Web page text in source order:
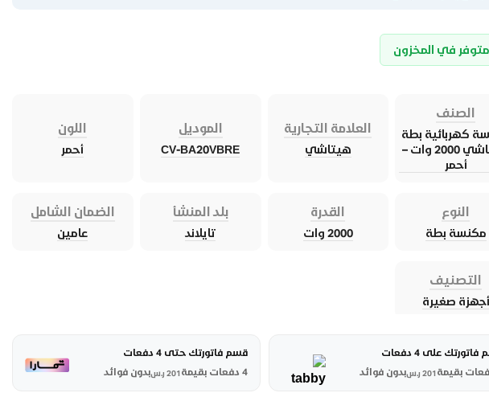
متوفر في المخزون
الصنف
كهربائية بطة
هيتاشي 2000 وات –
أحمر
العلامة التجارية
هيتاشي
الموديل
CV-BA20VBRE
اللون
أحمر
النوع
مكنسة بطة
القدرة
2000 وات
بلد المنشأ
تايلاند
الضمان الشامل
عامين
التصنيف
أجهزة صغيرة
على 4 دفعات
201 ر.سبدون فوائد
قسم فاتورتك حتى 4 دفعات
4 دفعات بقيمة
201 ر.سبدون فوائد